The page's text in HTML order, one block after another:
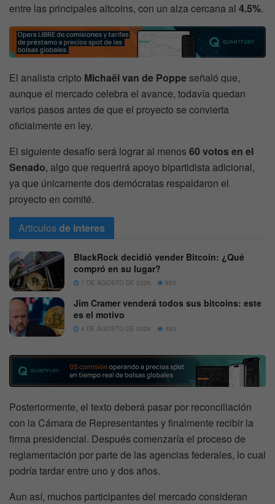
entre las principales altcoins, con un alza cercana al 4.5%.
El analista cripto Michaël van de Poppeseñaló que,
aunque el mercado celebra el avance, todavía quedan
varios pasos antes de que el proyecto se convierta
oficialmente en ley.
El siguiente desafío será lograr al menos60 votos en el
Senado, algo que requerirá apoyo bipartidista adicional,
ya que únicamente dos demócratas respaldaron el
proyecto en comité.
Articulosde interes
BlackRock decidió vender Bitcoin: ¿Qué
compró en su lugar?
7 DE AGOSTO DE 2026 693
Jim Cramer venderá todos sus bitcoins: este
es el motivo
4 DE AGOSTO DE 2026 590
Posteriormente, el texto deberá pasar por reconciliación
con la Cámara de Representantes y finalmente recibir la
firma presidencial. Después comenzaría el proceso de
reglamentación por parte de las agencias federales, lo cual
podría tardar entre uno y dos años.
Aun así, muchos participantes del mercado consideran